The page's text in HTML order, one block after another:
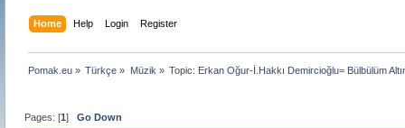
Home Help Login Register
Pomak.eu » Türkçe » Müzik » Topic: Erkan Oğur-İ.Hakkı Demircioğlu= Bülbülüm
Pages: [1]Go Down